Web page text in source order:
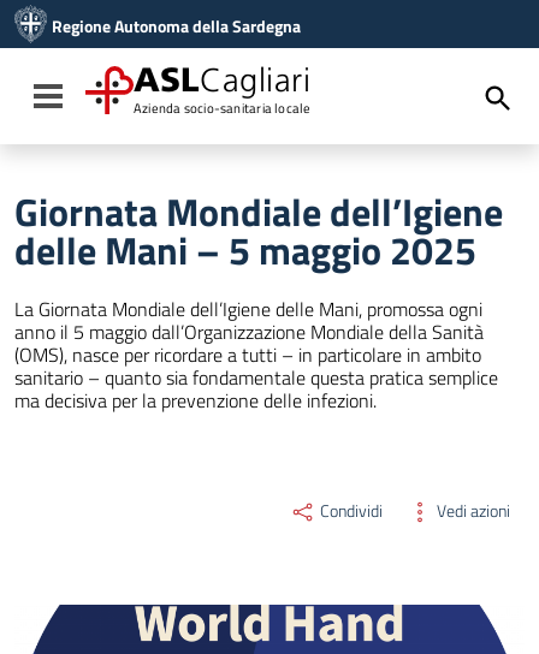
Vai al menu di navigazione
Vai al footer
Regione Autonoma della Sardegna
Toggle navigation
ASLCagliari
Azienda socio-sanitaria locale
Giornata Mondiale dell’Igiene
delle Mani – 5 maggio 2025
La Giornata Mondiale dell’Igiene delle Mani, promossa ogni
anno il 5 maggio dall’Organizzazione Mondiale della Sanità
(OMS), nasce per ricordare a tutti – in particolare in ambito
sanitario – quanto sia fondamentale questa pratica semplice
ma decisiva per la prevenzione delle infezioni.
Condividi Vedi azioni